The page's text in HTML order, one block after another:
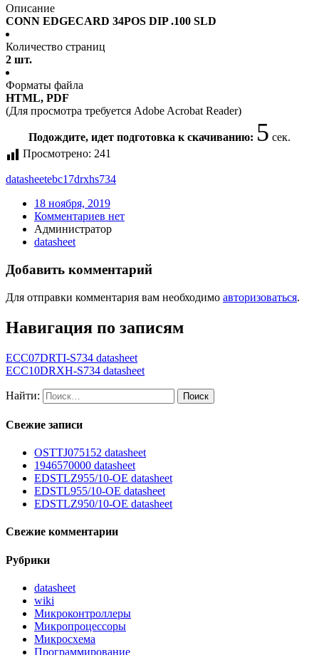
Описание
CONN EDGECARD 34POS DIP .100 SLD
Количество страниц
2 шт.
Форматы файла
HTML, PDF
(Для просмотра требуется Adobe Acrobat Reader)
Подождите, идет подготовка к скачиванию: 4 сек.
Просмотрено: 241
datasheetebc17drxhs734
18 ноября, 2019
Комментариев нет
Администратор
datasheet
Добавить комментарий
Для отправки комментария вам необходимо авторизоваться.
Навигация по записям
ECC07DRTI-S734 datasheet
ECC10DRXH-S734 datasheet
Найти:
Свежие записи
OSTTJ075152 datasheet
1946570000 datasheet
EDSTLZ955/10-OE datasheet
EDSTL955/10-OE datasheet
EDSTLZ950/10-OE datasheet
Свежие комментарии
Рубрики
datasheet
wiki
Микроконтроллеры
Микропроцессоры
Микросхема
Программирование